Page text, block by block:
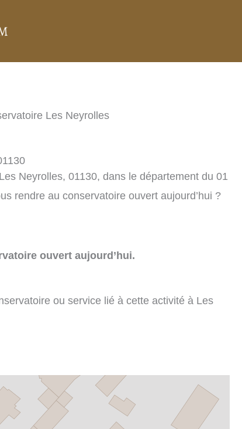
Les Neyrolles
Neyrolles, 01130, dans le département du 01
rendre au conservatoire ouvert aujourd’hui ?
ouvert aujourd’hui.
ou service lié à cette activité à Les